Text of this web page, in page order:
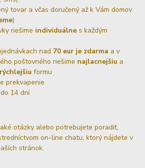
tovar a včas doručený až k Vám domov
)
riešime individuálnes každým
nad 70 eur je zdarma a v
poštovného riešime najlacnejšiu a
formu
prekvapenie
14 dní
otázky alebo potrebujete poradiť,
on-line chatu, ktorý nájdete v
stránok.